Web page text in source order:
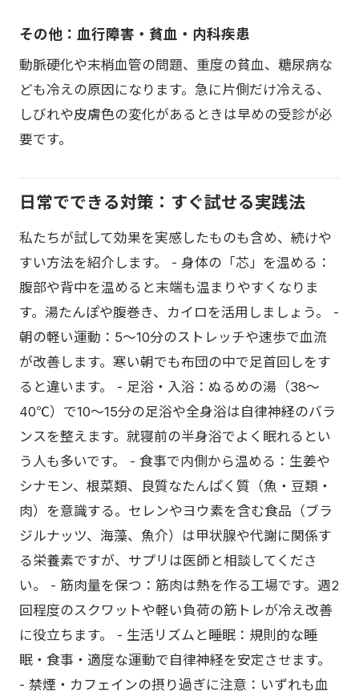
その他：血行障害・貧血・内科疾患
動脈硬化や末梢血管の問題、重度の貧血、糖尿病な
ども冷えの原因になります。急に片側だけ冷える、
しびれや皮膚色の変化があるときは早めの受診が必
要です。
日常でできる対策：すぐ試せる実践法
私たちが試して効果を実感したものも含め、続けや
すい方法を紹介します。 - 身体の「芯」を温める：
腹部や背中を温めると末端も温まりやすくなりま
す。湯たんぽや腹巻き、カイロを活用しましょう。 -
朝の軽い運動：5〜10分のストレッチや速歩で血流
が改善します。寒い朝でも布団の中で足首回しをす
ると違います。 - 足浴・入浴：ぬるめの湯（38〜
40℃）で10〜15分の足浴や全身浴は自律神経のバラ
ンスを整えます。就寝前の半身浴でよく眠れるとい
う人も多いです。 - 食事で内側から温める：生姜や
シナモン、根菜類、良質なたんぱく質（魚・豆類・
肉）を意識する。セレンやヨウ素を含む食品（ブラ
ジルナッツ、海藻、魚介）は甲状腺や代謝に関係す
る栄養素ですが、サプリは医師と相談してくださ
い。 - 筋肉量を保つ：筋肉は熱を作る工場です。週2
回程度のスクワットや軽い負荷の筋トレが冷え改善
に役立ちます。 - 生活リズムと睡眠：規則的な睡
眠・食事・適度な運動で自律神経を安定させます。
- 禁煙・カフェインの摂り過ぎに注意：いずれも血